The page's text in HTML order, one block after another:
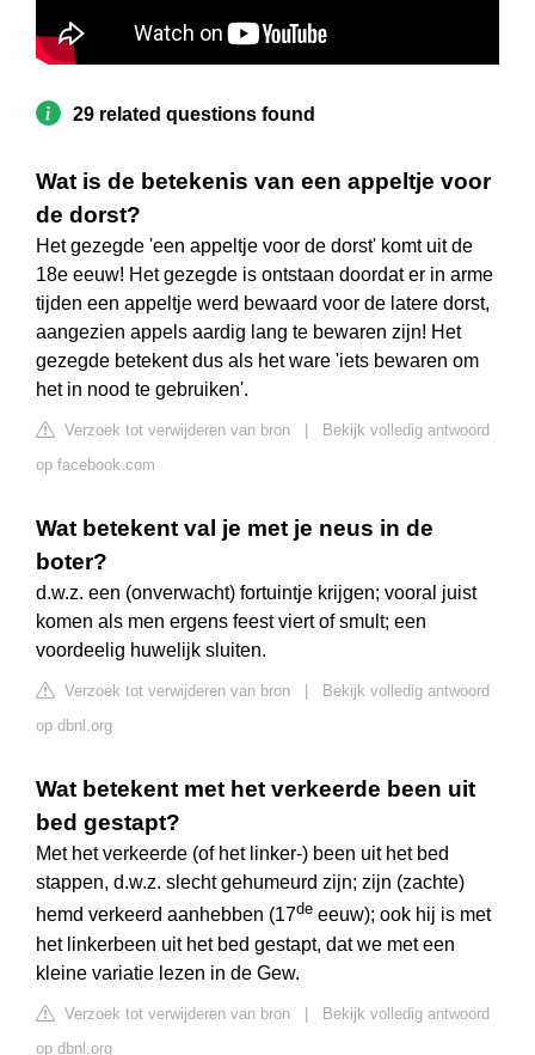
29 related questions found
Wat is de betekenis van een appeltje voor
de dorst?
Het gezegde 'een appeltje voor de dorst' komt uit de
18e eeuw! Het gezegde is ontstaan doordat er in arme
tijden een appeltje werd bewaard voor de latere dorst,
aangezien appels aardig lang te bewaren zijn! Het
gezegde betekent dus als het ware 'iets bewaren om
het in nood te gebruiken'.
Verzoek tot verwijderen van bron
Bekijk volledig antwoord
op facebook.com
Wat betekent val je met je neus in de
boter?
d.w.z. een (onverwacht) fortuintje krijgen; vooral juist
komen als men ergens feest viert of smult; een
voordeelig huwelijk sluiten.
Verzoek tot verwijderen van bron
Bekijk volledig antwoord
op dbnl.org
Wat betekent met het verkeerde been uit
bed gestapt?
Met het verkeerde (of het linker-) been uit het bed
stappen, d.w.z. slecht gehumeurd zijn; zijn (zachte)
hemd verkeerd aanhebben (17de eeuw); ook hij is met
het linkerbeen uit het bed gestapt, dat we met een
kleine variatie lezen in de Gew.
Verzoek tot verwijderen van bron | Bekijk volledig antwoord
op dbnl.org